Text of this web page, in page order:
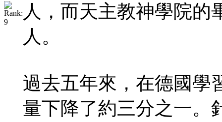
人，而天主教神學院的
人。
過去五年來，在德國學
量下降了約三分之一。